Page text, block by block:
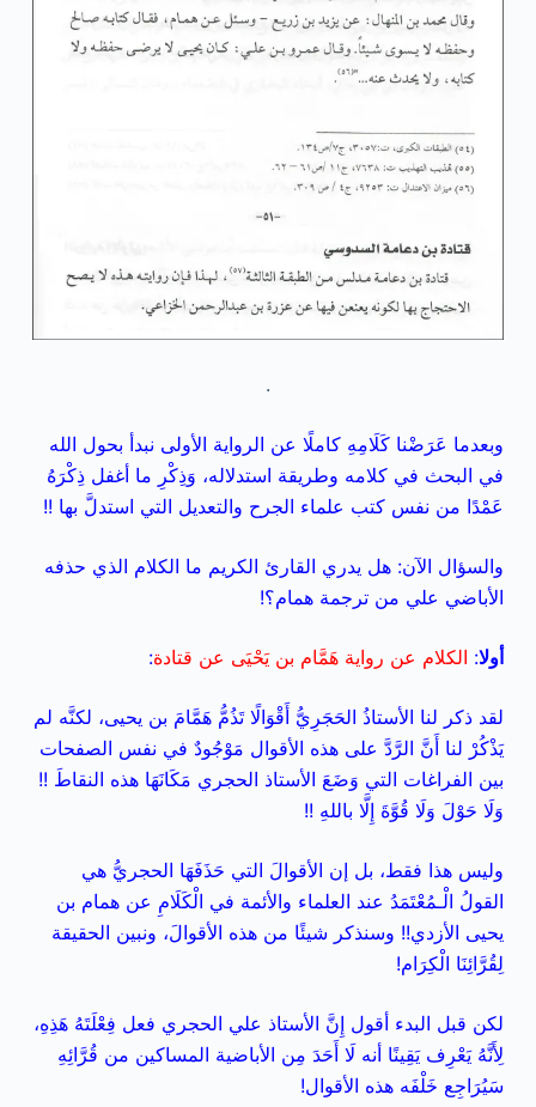
.
وبعدما عَرَضْنا كَلَامِهِ كاملًا عن الرواية الأولى نبدأ بحول الله
في البحث في كلامه وطريقة استدلاله، وَذِكْرِ ما أغفل ذِكْرَهُ
عَمْدًا من نفس كتب علماء الجرح والتعديل التي استدلَّ بها !!
والسؤال الآن: هل يدري القارئ الكريم ما الكلام الذي حذفه
الأباضي علي من ترجمة همام؟!
أولا: الكلام عن رواية هَمَّام بن يَحْيَى عن قتادة:
لقد ذكر لنا الأستاذُ الحَجَرِيُّ أَقْوَالًا تَذُمُّ هَمَّامَ بن يحيى، لكنَّه لم
يَذْكُرْ لنا أَنَّ الرَّدَّ على هذه الأقوال مَوْجُودٌ في نفس الصفحات
بين الفراغات التي وَضَعَ الأستاذ الحجري مَكَانَهَا هذه النقاطَ !!
وَلَا حَوْلَ وَلَا قُوَّةَ إِلَّا باللهِ !!
وليس هذا فقط، بل إن الأقوالَ التي حَذَفَهَا الحجريُّ هي
القولُ الْـمُعْتَمَدُ عند العلماء والأئمة في الْكَلَامِ عن همام بن
يحيى الأزدي!! وسنذكر شيئًا من هذه الأقوالَ، ونبين الحقيقة
لِقُرَّائِنَا الْكِرَام!
لكن قبل البدء أقول إِنَّ الأستاذ علي الحجري فعل فِعْلَتَهُ هَذِهِ،
لِأَنَّهُ يَعْرِف يَقِينًا أنه لَا أَحَدَ مِن الأباضية المساكين من قُرَّائِهِ
سَيُرَاجِع خَلْفَه هذه الأقوال!